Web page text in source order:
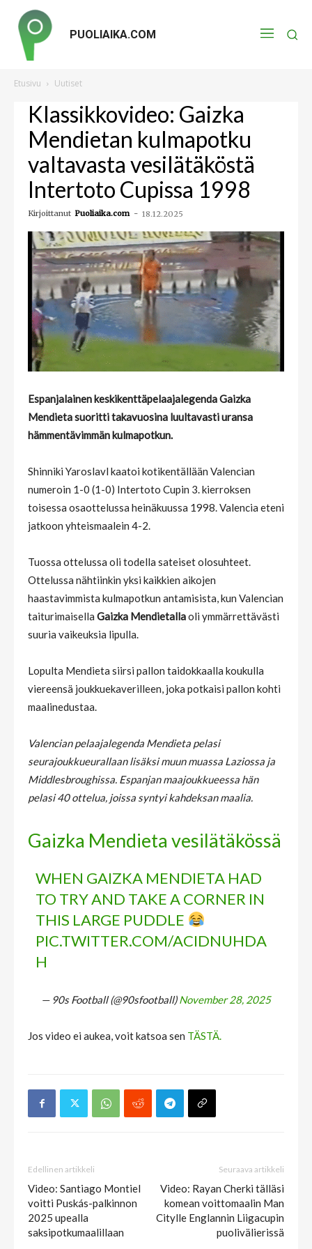
PUOLIAIKA.COM
Etusivu Uutiset
Klassikkovideo: Gaizka
Mendietan kulmapotku
valtavasta vesilätäköstä
Intertoto Cupissa 1998
Kirjoittanut Puoliaika.com - 18.12.2025
Espanjalainen keskikenttäpelaajalegenda Gaizka
Mendieta suoritti takavuosina luultavasti uransa
hämmentävimmän kulmapotkun.
Shinniki Yaroslavl kaatoi kotikentällään Valencian
numeroin 1-0 (1-0) Intertoto Cupin 3. kierroksen
toisessa osaottelussa heinäkuussa 1998. Valencia eteni
jatkoon yhteismaalein 4-2.
Tuossa ottelussa oli todella sateiset olosuhteet.
Ottelussa nähtiinkin yksi kaikkien aikojen
haastavimmista kulmapotkun antamisista, kun Valencian
taiturimaisella Gaizka Mendietallaoli ymmärrettävästi
suuria vaikeuksia lipulla.
Lopulta Mendieta siirsi pallon taidokkaalla koukulla
viereensä joukkuekaverilleen, joka potkaisi pallon kohti
maalinedustaa.
Valencian pelaajalegenda Mendieta pelasi
seurajoukkueurallaan lisäksi muun muassa Laziossa ja
Middlesbroughissa. Espanjan maajoukkueessa hän
pelasi 40 ottelua, joissa syntyi kahdeksan maalia.
Gaizka Mendieta vesilätäkössä
WHEN GAIZKA MENDIETA HAD
TO TRY AND TAKE A CORNER IN
THIS LARGE PUDDLE
PIC.TWITTER.COM/ACIDNUHDA
H
— 90s Football (@90sfootball)November 28, 2025
Jos video ei aukea, voit katsoa sen TÄSTÄ.
Edellinen artikkeli
Video: Santiago Montiel
voitti Puskás-palkinnon
2025 upealla
saksipotkumaalillaan
Seuraava artikkeli
Video: Rayan Cherki tälläsi
komean voittomaalin Man
Citylle Englannin Liigacupin
puolivälierissä